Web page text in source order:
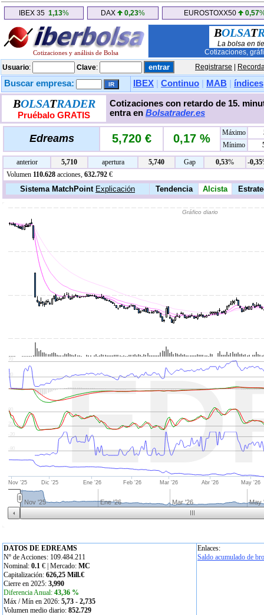
IBEX 35 1,13% DAX 0,23% EUROSTOXX50 0,57
Cotizaciones y análisis de Bolsa
BOLSAT
La bolsa en
Cotizaciones,
Usuario: Clave: Registrarse
Buscar empresa: IBEX Continuo MAB índices
BOLSATRADER
Pruébalo GRATIS
Cotizaciones con retardo de 15.
entra en Bolsatrader.es
Edreams 5,720 € 0,17 % Máximo
Mínimo
anterior 5,710 apertura 5,740 Gap 0,53% -0,35
Volumen 110.628 acciones, 632.792 €
DATOS DE EDREAMS
Nº de Acciones: 109.484.211
Nominal: 0.1 € | Mercado: MC
Capitalización: 626,25 Mill.€
Cierre en 2025: 3,990
Diferencia Anual: 43,36 %
Máx / Mín en 2026: 5,73 - 2,735
Volumen medio diario: 852.729
Enlaces:
Saldo acumulado de